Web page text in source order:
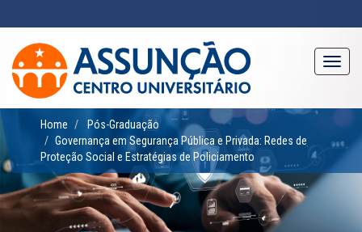
conteúdo
principal
Home
Pós-Graduação
Governança em Segurança Pública e Privada: Redes de
Proteção Social e Estratégias de Policiamento